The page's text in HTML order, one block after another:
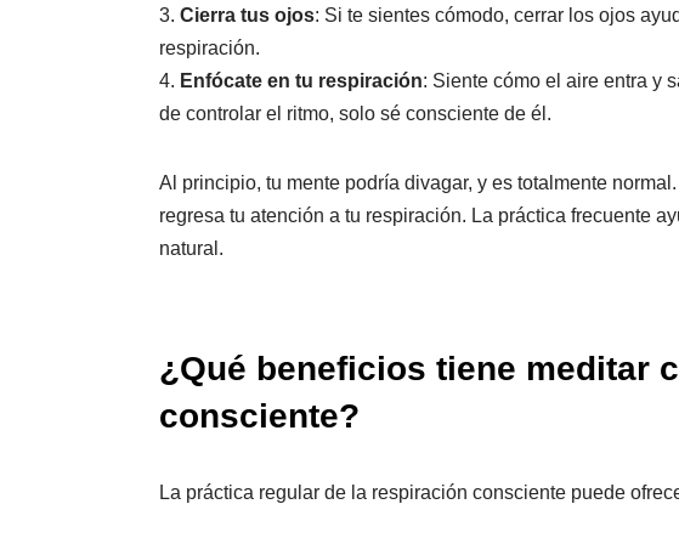
3. Cierra tus ojos: Si te sientes cómodo, cerrar los ojos
respiración.
4. Enfócate en tu respiración: Siente cómo el aire entra y
de controlar el ritmo, solo sé consciente de él.
Al principio, tu mente podría divagar, y es totalmente
regresa tu atención a tu respiración. La práctica frecuente
natural.
¿Qué beneficios tiene meditar
consciente?
La práctica regular de la respiración consciente puede